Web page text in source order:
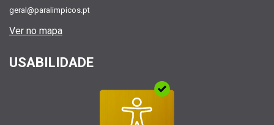
geral@paralimpicos.pt
Ver no mapa
USABILIDADE